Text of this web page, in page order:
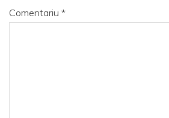
Comentariu *